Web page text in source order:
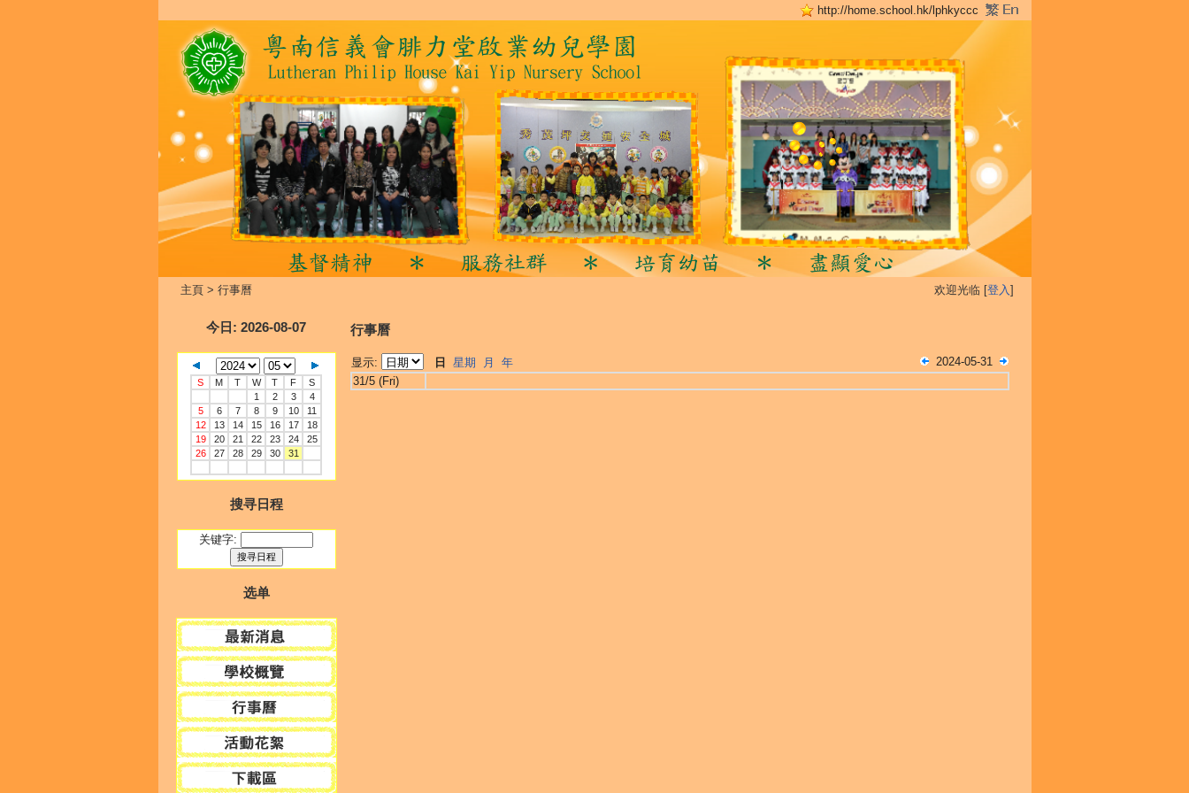
http://home.school.hk/lphkyccc
主頁> 行事曆 欢迎光临 [登入]
今日 : 2026-08-07
S M T W T F
S
1
2 3
4
5
6 7 8 9 10
11
12
13 14 15 16 17
18
19
20 21 22 23 24
25
26
27 28 29 30 31
搜寻日程
关键字:
选单
行事曆
显示: 日 星期 月 年
2024-05-31
31/5 (Fri)